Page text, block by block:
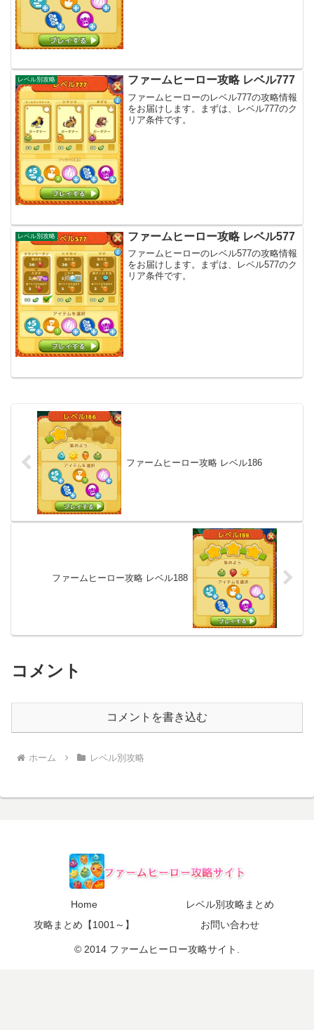
レベル別攻略 ファームヒーロー攻略 レベル777
ファームヒーローのレベル777の攻略情報
をお届けします。まずは、レベル777のク
リア条件です。
レベル別攻略 ファームヒーロー攻略 レベル577
ファームヒーローのレベル577の攻略情報
をお届けします。まずは、レベル577のク
リア条件です。
ファームヒーロー攻略 レベル186
ファームヒーロー攻略 レベル188
コメント
コメントを書き込む
ホーム レベル別攻略
Home
レベル別攻略まとめ
攻略まとめ【1001～】
お問い合わせ
© 2014 ファームヒーロー攻略サイト.